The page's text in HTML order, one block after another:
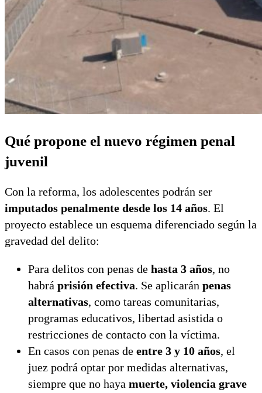
Qué propone el nuevo régimen penal
juvenil
Con la reforma, los adolescentes podrán ser
imputados penalmente desde los 14 años. El
proyecto establece un esquema diferenciado según la
gravedad del delito:
Para delitos con penas de hasta 3 años, no
habrá prisión efectiva. Se aplicarán penas
alternativas, como tareas comunitarias,
programas educativos, libertad asistida o
restricciones de contacto con la víctima.
En casos con penas de entre 3 y 10 años, el
juez podrá optar por medidas alternativas,
siempre que no haya muerte, violencia grave